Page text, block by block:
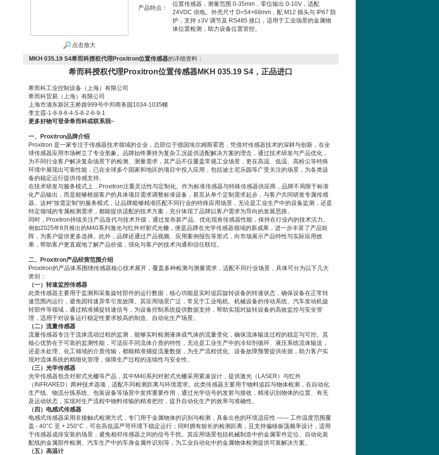
点击放大
产品特点：
位置传感器，测量范围 0-35mm，零位输出 0-10V，适配
24VDC 供电。外壳尺寸 D=54×68mm，配 M12 插头与 IP67 防
护，支持 ±3V 调节及 RS485 接口，适用于工业场景的金属物
体位置检测，助力设备位置管控。
MKH 035.19 S4希而科授权代理Proxitron位置传感器的详细资料：
希而科授权代理Proxitron位置传感器MKH 035.19 S4，正品进口
希而科工业控制设备（上海）有限公司
希而科贸易（上海）有限公司
上海市浦东新区王桥路999号中邦商务园 1034-1035幢
李文霞-1-8-9-6-4-5-8-2-6-9-1
更多好物可登录希而科或联系我~
一、 Proxitron品牌介绍
Proxitron 是一家专注于传感器技术领域的企业，总部位于德国埃尔姆斯霍恩，凭借对传感器技术的深耕与创新，在全
球传感器应用市场树立了专业形象。品牌始终秉持为复杂工况提供适配解决方案的理念，通过技术研发与产品优化，
为不同行业客户解决复杂场景下的检测、测量需求，其产品不仅覆盖常规工业场景，更在高温、低温、高粉尘等特殊
环境中展现出可靠性能，已在全球多个国家和地区的项目中投入应用，包括迪士尼乐园等广受关注的场景，为各类设
备的稳定运行提供传感支持。
在技术研发与服务模式上， Proxitron注重灵活性与定制化。作为标准传感器与特殊传感器供应商，品牌不局限于标准
化产品输出，而是能够根据客户的具体项目需求调整标准设备，甚至从单个定制需求起步，与客户共同研发专属传感
器。这种“按需定制 "的服务模式，让品牌能够精准匹配不同行业的特殊应用场景，无论是工业生产中的设备监测，还是
特定领域的专属检测需求，都能提供适配的技术方案，充分体现了品牌以客户需求为导向的发展思路。
同时， Proxitron持续关注产品迭代与技术升级，通过发布新产品、优化现有传感器性能，保持在行业内的技术活力。
例如2025年8月推出的 M40系列激光与红外对射式光栅，便是品牌在光学传感器领域的新成果，进一步丰富了产品矩
阵，为客户提供更多选择。此外，品牌还通过产品视频、应用案例报告等形式，向市场展示产品特性与实际应用效
果，帮助客户更直观地了解产品价值，强化与客户的技术沟通和信任联结。
二、 Proxitron产品经营范围介绍
Proxitron的产品体系围绕传感器核心技术展开，覆盖多种检测与测量需求，适配不同行业场景，具体可分为以下几大
类别：
（一）转速监控传感器
此类传感器主要用于监测和采集旋转部件的运行数据，核心功能是实时追踪旋转设备的转速状态，确保设备在正常转
速范围内运行，避免因转速异常引发故障。其应用场景广泛，常见于工业电机、机械设备的传动系统、汽车发动机旋
转部件等领域，通过精准捕捉转速信号，为设备控制系统提供数据支持，帮助实现对旋转设备的高效监控与安全管
理，适用于对设备运行稳定性要求较高的制造、自动化生产场景。
（二）流量传感器
流量传感器专注于流体流动过程的监测，能够实时检测液体或气体的流量变化，确保流体输送过程的稳定与可控。其
核心优势在于可靠的监测性能，可适应不同流体介质的特性，无论是工业生产中的冷却剂循环、液压系统流体输送，
还是水处理、化工领域的介质传输，都能精准捕捉流量数据，为生产流程优化、设备故障预警提供依据，助力客户实
现对流体系统的精细化管理，保障生产过程的连续性与安全性。
（三）光学传感器
光学传感器包含对射式光栅等产品，其中 M40系列对射式光栅采用紧凑设计，提供激光（ LASER ）与红外
（ INFRARED ）两种技术选项，适配不同检测距离与环境需求。此类传感器主要用于物料追踪与物体检测，在自动化
生产线、物流分拣系统、包装设备等场景中发挥重要作用，通过光学信号的发射与接收，精准识别物体的位置、有无
及运动状态，实现对生产流程中物料传输的精准把控，提升自动化生产的效率与准确性。
（四）电感式传感器
电感式传感器采用非接触式检测方式，专门用于金属物体的识别与检测，具备出色的环境适应性 —— 工作温度范围覆
盖 - 40°C 至 + 250°C ，可在高低温严苛环境下稳定运行；同时拥有较长的检测距离，且支持偏移振荡频率设计，适用
于传感器成排安装的场景，避免相邻传感器之间的信号干扰。其应用场景包括机械制造中的金属零件定位、自动化装
配线的金属部件检测、汽车生产中的车身金属件识别等，为工业自动化中的金属物体检测提供可靠解决方案。
（五）高温计